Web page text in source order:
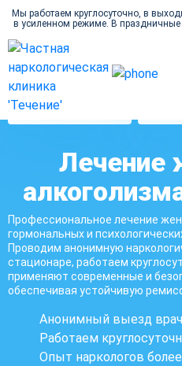
Мы работаем круглосуточно, в
в усиленном режиме. В праздничные
Наркология Течение в
Лечение
Профессиональное лечение
гормональных и
Проводим анонимную
стационаре, работаем
применяют современные и
обеспечивая устойчивую
Анонимный выезд
Работаем
Опыт наркологов